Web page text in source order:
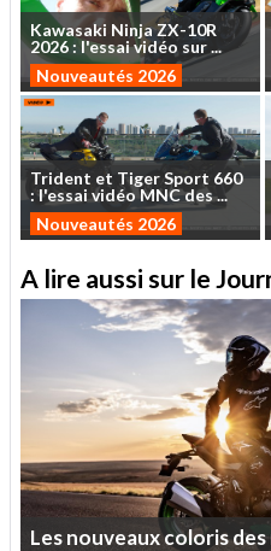
Kawasaki NinjaZX-10R
2026: l'essaividéo sur...
Nouveautés 2026
Trident et TigerSport 660
: l'essaividéo MNCdes...
Nouveautés 2026
A lire aussi sur le
Lesnouveauxcolorisdes